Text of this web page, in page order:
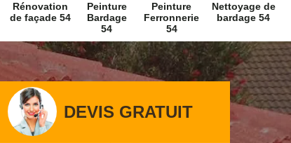
Rénovation
de façade 54
Peinture
Bardage
54
Peinture
Ferronnerie
54
Nettoyage de
bardage 54
DEVIS GRATUIT